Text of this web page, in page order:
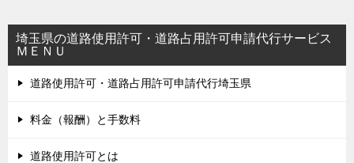
埼玉県の道路使用許可・道路占用許可申請代行サービス
ＭＥＮＵ
道路使用許可・道路占用許可申請代行埼玉県
料金（報酬）と手数料
道路使用許可とは